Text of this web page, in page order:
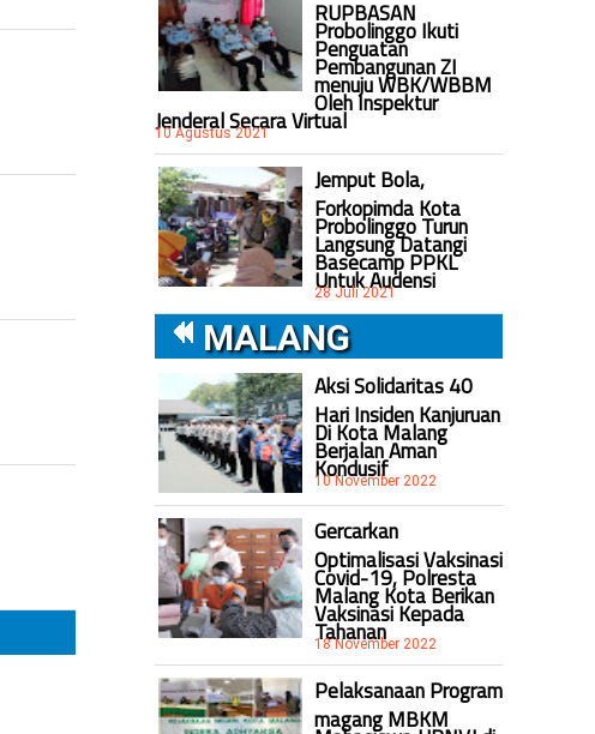
RUPBASAN
Probolinggo Ikuti
Penguatan
Pembangunan ZI
menuju WBK/WBBM
Oleh Inspektur
Jenderal Secara Virtual
10 Agustus 2021
Jemput Bola,
Forkopimda Kota
Probolinggo Turun
Langsung Datangi
Basecamp PPKL
Untuk Audensi
28 Juli 2021
MALANG
Aksi Solidaritas 40
Hari Insiden Kanjuruan
Di Kota Malang
Berjalan Aman
Kondusif
10 November 2022
Gercarkan
Optimalisasi Vaksinasi
Covid-19, Polresta
Malang Kota Berikan
Vaksinasi Kepada
Tahanan
18 November 2022
Pelaksanaan Program
magang MBKM
Mahasiswa UPNVJ di